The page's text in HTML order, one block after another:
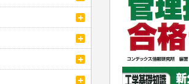
レシピ
険